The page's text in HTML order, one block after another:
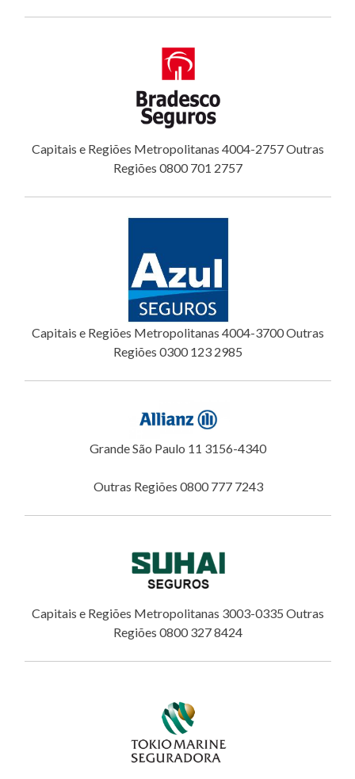
Capitais e Regiões Metropolitanas 4004-2757 Outras
Regiões 0800 701 2757
Capitais e Regiões Metropolitanas 4004-3700 Outras
Regiões 0300 123 2985
Grande São Paulo 11 3156-4340
Outras Regiões 0800 777 7243
Capitais e Regiões Metropolitanas 3003-0335 Outras
Regiões 0800 327 8424